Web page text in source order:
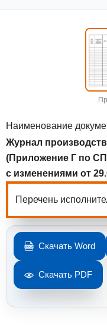
Наименование
Журнал
(Приложение Г по СП
с изменениями от
Перечень
Скачать Word
Скачать PDF